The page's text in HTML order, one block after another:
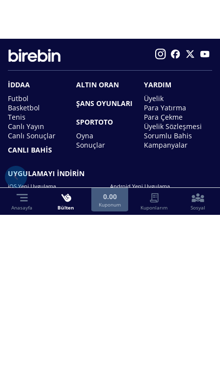
İDDAA
Futbol
Basketbol
Tenis
Canlı Yayın
Canlı Sonuçlar
CANLI BAHİS
ALTIN ORAN
ŞANS OYUNLARI
SPORTOTO
Oyna
Sonuçlar
YARDIM
Üyelik
Para Yatırma
Para Çekme
Üyelik Sözleşmesi
Sorumlu Bahis
Kampanyalar
UYGULAMAYI İNDİRİN
iOS Yeni Uygulama Android Yeni Uygulama
Anasayfa Bülten
0.00
Kuponum Kuponlarım Sosyal